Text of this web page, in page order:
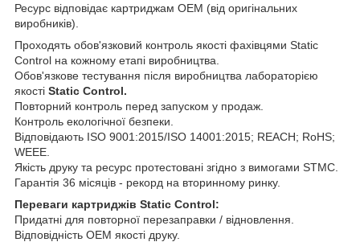
Ресурс відповідає картриджам ОЕМ (від оригінальних
виробників).
Проходять обов'язковий контроль якості фахівцями Static
Control на кожному етапі виробництва.
Обов'язкове тестування після виробництва лабораторією
якості Static Control.
Повторний контроль перед запуском у продаж.
Контроль екологічної безпеки.
Відповідають ISO 9001:2015/ISO 14001:2015; REACH; RoHS;
WEEE.
Якість друку та ресурс протестовані згідно з вимогами STMC.
Гарантія 36 місяців - рекорд на вторинному ринку.
Переваги картриджів Static Control:
Придатні для повторної перезаправки / відновлення.
Відповідність ОЕМ якості друку.